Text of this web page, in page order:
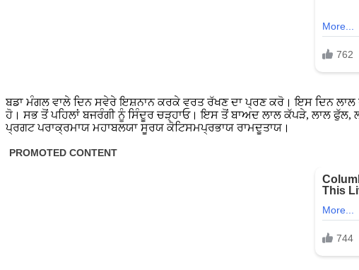
ਬਡਾ ਮੰਗਲ ਵਾਲੇ ਦਿਨ ਸਵੇਰੇ ਇਸ਼ਨਾਨ ਕਰਕੇ ਵਰਤ ਰੱਖਣ ਦਾ ਪ੍ਰਣ ਕਰੋ। ਇਸ ਦਿਨ
ਹੋ। ਸਭ ਤੋਂ ਪਹਿਲਾਂ ਬਜਰੰਗੀ ਨੂੰ ਸਿੰਦੂਰ ਚੜ੍ਹਾਓ। ਇਸ ਤੋਂ ਬਾਅਦ ਲਾਲ ਕੱਪੜੇ, ਲਾਲ ਫੁੱਲ,
ਪ੍ਰਗਟ ਪਰਾਕ੍ਰਮਾਯ ਮਹਾਬਲਯਾ ਸੂਰਯ ਕੋਟਿਸਮਪ੍ਰਭਾਯ ਰਾਮਦੂਤਾਯ।